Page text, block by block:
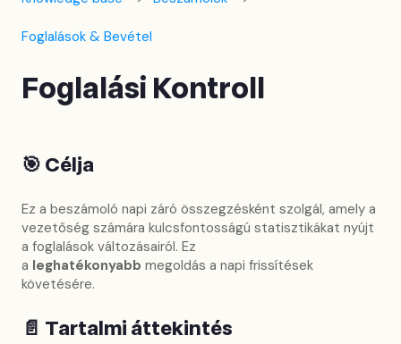
Foglalások & Bevétel
Foglalási Kontroll
🎯 Célja
Ez a beszámoló napi záró összegzésként szolgál, amely a
vezetőség számára kulcsfontosságú statisztikákat nyújt
a foglalások változásairól. Ez
a leghatékonyabb megoldás a napi frissítések
követésére.
📄 Tartalmi áttekintés